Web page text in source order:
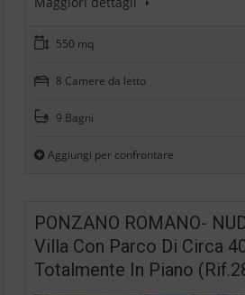
550 mq
8 Camere da letto
9 Bagni
Aggiungi per confrontare
PONZANO ROMANO-
Villa Con Parco Di Circa
Totalmente In Piano